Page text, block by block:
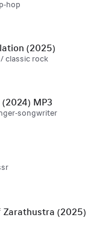
hop
(2025)
classic rock
VA - Музыка для машины (2024) MP3
songwriter
Zarathustra (2025)